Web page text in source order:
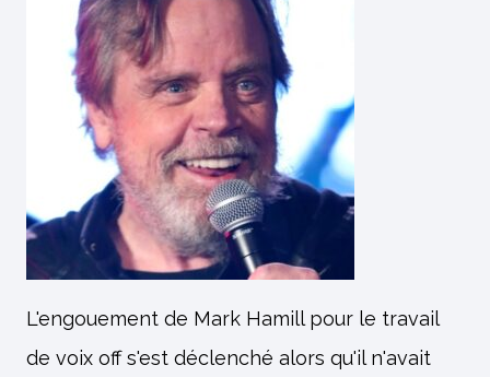
L'engouement de Mark Hamill pour le travail
de voix off s'est déclenché alors qu'il n'avait